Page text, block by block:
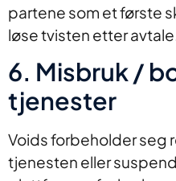
partene som et første
løse tvisten etter
6. Misbruk /
tjenester
Voids forbeholder seg
tjenesten eller